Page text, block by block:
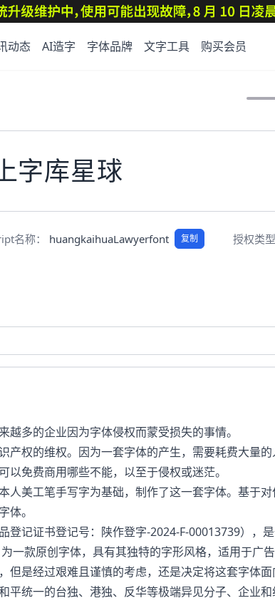
动态 AI造字 字体品牌 文字工具 购买会员
字库星球
名称： huangkaihuaLawyerfont 复制 授权类型
多的企业因为字体侵权而蒙受损失的事情。
产权的维权。因为一套字体的产生，需要耗费大量
免费商用哪些不能，以至于侵权或迷茫。
美工笔手写字为基础，制作了这一套字体。基于
体。
登记证书登记号：陕作登字-2024-F-00013739），
一款原创字体，具有其独特的字形风格，适用于广
但是经过艰难且谨慎的考虑，还是决定将这套字体
统一的台独、港独、反华等极端异见分子、企业和